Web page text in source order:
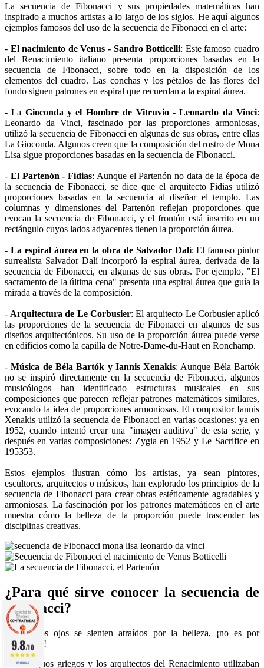
La secuencia de Fibonacci y sus propiedades matemáticas han
inspirado a muchos artistas a lo largo de los siglos. He aquí algunos
ejemplos famosos del uso de la secuencia de Fibonacci en el arte:
- El nacimiento de Venus - Sandro Botticelli: Este famoso cuadro
del Renacimiento italiano presenta proporciones basadas en la
secuencia de Fibonacci, sobre todo en la disposición de los
elementos del cuadro. Las conchas y los pétalos de las flores del
fondo siguen patrones en espiral que recuerdan a la espiral áurea.
- La Gioconda y el Hombre de Vitruvio - Leonardo da Vinci:
Leonardo da Vinci, fascinado por las proporciones armoniosas,
utilizó la secuencia de Fibonacci en algunas de sus obras, entre ellas
La Gioconda. Algunos creen que la composición del rostro de Mona
Lisa sigue proporciones basadas en la secuencia de Fibonacci.
- El Partenón - Fidias: Aunque el Partenón no data de la época de
la secuencia de Fibonacci, se dice que el arquitecto Fidias utilizó
proporciones basadas en la secuencia al diseñar el templo. Las
columnas y dimensiones del Partenón reflejan proporciones que
evocan la secuencia de Fibonacci, y el frontón está inscrito en un
rectángulo cuyos lados adyacentes tienen la proporción áurea.
- La espiral áurea en la obra de Salvador Dalí: El famoso pintor
surrealista Salvador Dalí incorporó la espiral áurea, derivada de la
secuencia de Fibonacci, en algunas de sus obras. Por ejemplo, "El
sacramento de la última cena" presenta una espiral áurea que guía la
mirada a través de la composición.
- Arquitectura de Le Corbusier: El arquitecto Le Corbusier aplicó
las proporciones de la secuencia de Fibonacci en algunos de sus
diseños arquitectónicos. Su uso de la proporción áurea puede verse
en edificios como la capilla de Notre-Dame-du-Haut en Ronchamp.
-Música de Béla Bartók y Iannis Xenakis: Aunque Béla Bartók
no se inspiró directamente en la secuencia de Fibonacci, algunos
musicólogos han identificado estructuras musicales en sus
composiciones que parecen reflejar patrones matemáticos similares,
evocando la idea de proporciones armoniosas. El compositor Iannis
Xenakis utilizó la secuencia de Fibonacci en varias ocasiones: ya en
1952, cuando intentó crear una "imagen auditiva" de esta serie, y
después en varias composiciones: Zygia en 1952 y Le Sacrifice en
195353.
Estos ejemplos ilustran cómo los artistas, ya sean pintores,
escultores, arquitectos o músicos, han explorado los principios de la
secuencia de Fibonacci para crear obras estéticamente agradables y
armoniosas. La fascinación por los patrones matemáticos en el arte
muestra cómo la belleza de la proporción puede trascender las
disciplinas creativas.
¿Para qué sirve conocer la secuencia de
Fibonacci?
Si nuestros ojos se sienten atraídos por la belleza, ¡no es por
casualidad!
Los antiguos griegos y los arquitectos del Renacimiento utilizaban
9.8/10
861 NOTAS